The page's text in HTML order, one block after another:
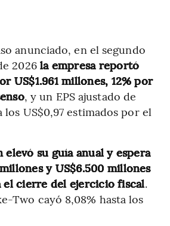
anunciado, en el segundo
2026 la empresa reportó
US$1.961 millones, 12% por
, y un EPS ajustado de
los US$0,97 estimados por el
elevó su guía anual y espera
y US$6.500 millones
el cierre del ejercicio fiscal.
Two cayó 8,08% hasta los